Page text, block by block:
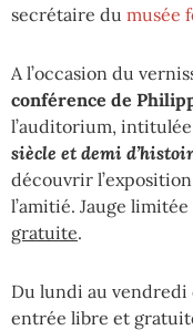
secrétaire du musée
A l’occasion du
conférence de
l’auditorium, intitulée
siècle et demi
découvrir
l’amitié. Jauge limitée
gratuite.
Du lundi au vendredi
entrée libre et